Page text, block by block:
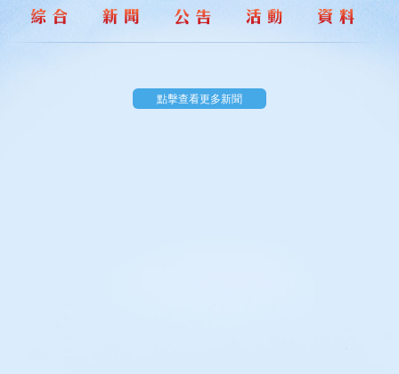
點擊查看更多新聞